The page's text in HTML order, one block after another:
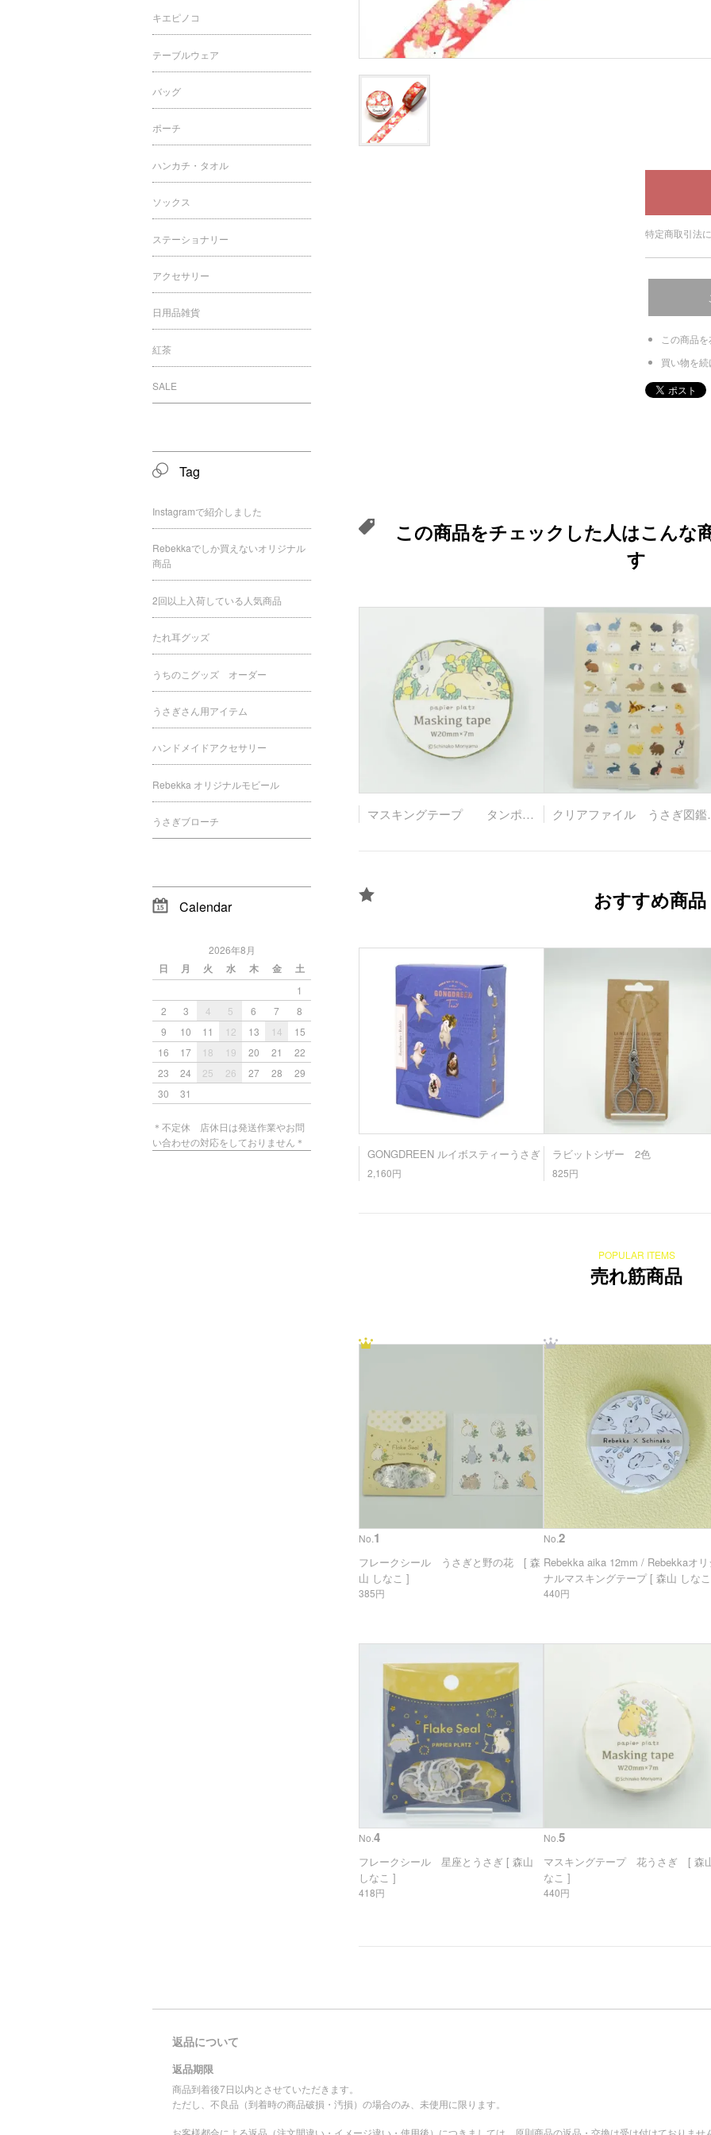
特定商取引法
この商品
買い物を続
この商品をチェックした人はこんな
す
マスキングテープ タンポポとうさぎ [ 森山 しなこ ] クリア
おすすめ商品
GONGDREEN ルイボスティーうさぎ
2,160円
ラビットシザー 2色
825円
POPULAR ITEMS
売れ筋商品
No.1
フレークシール うさぎと野の花 [ 森
山 しなこ ]
385円
No.2
Rebekka aika 12mm / Rebekkaオリ
ナルマスキングテープ [ 森山 しな
440円
No. 4
フレークシール 星座とうさぎ [ 森山
しなこ ]
418円
No. 5
マスキングテープ 花うさぎ [ 森
なこ ]
440円
キエピノコ
テーブルウェア
バッグ
ポーチ
ハンカチ・タオル
ソックス
ステーショナリー
アクセサリー
日用品雑貨
紅茶
SALE
Tag
Instagramで紹介しました
Rebekkaでしか買えないオリジナル
商品
2回以上入荷している人気商品
たれ耳グッズ
うちのこグッズ オーダー
うさぎさん用アイテム
ハンドメイドアクセサリー
Rebekka オリジナルモビール
うさぎブローチ
Calendar
2026年8月
日 月 火 水 木 金 土
1
2
3 4 5 6 7
8
9
10 11 12 13 14
15
16
17 18 19 20 21
22
23
24 25 26 27 28
29
30
31
＊不定休 店休日は発送作業やお問
い合わせの対応をしておりません＊
返品について
返品期限
商品到着後7日以内とさせていただきます。
ただし、不良品（到着時の商品破損・汚損）の場合のみ、未使用に限ります。
お客様都合による返品（注文間違い・イメージ違い・使用後）につきましては、原則商品の返品・交換は受け付けておりません